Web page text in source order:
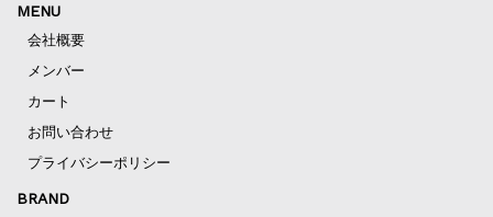
MENU
会社概要
メンバー
カート
お問い合わせ
プライバシーポリシー
BRAND